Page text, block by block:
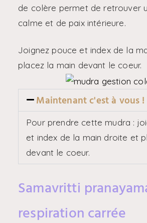
de colère permet de retrouver
calme et de paix intérieure.
Joignez pouce et index de la
placez la main devant le coeur.
Maintenant c'est à vous !
Pour prendre cette mudra :
et index de la main droite et
devant le coeur.
Samavritti
respiration carrée